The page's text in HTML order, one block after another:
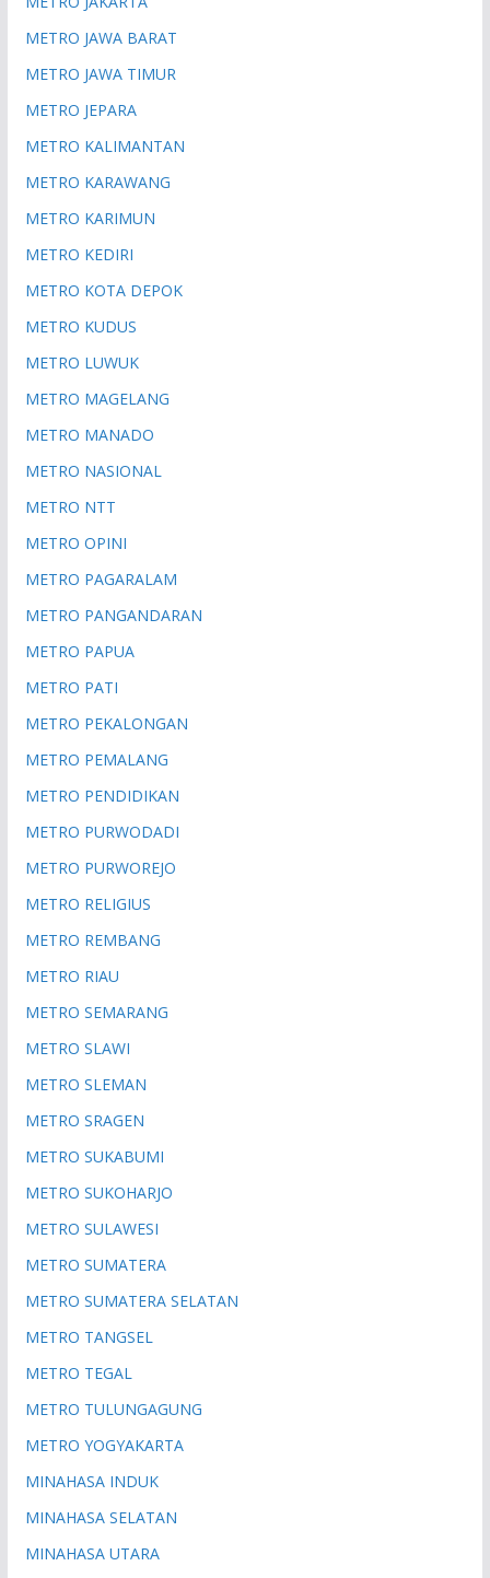
METRO JAWA BARAT
METRO JAWA TIMUR
METRO JEPARA
METRO KALIMANTAN
METRO KARAWANG
METRO KARIMUN
METRO KEDIRI
METRO KOTA DEPOK
METRO KUDUS
METRO LUWUK
METRO MAGELANG
METRO MANADO
METRO NASIONAL
METRO NTT
METRO OPINI
METRO PAGARALAM
METRO PANGANDARAN
METRO PAPUA
METRO PATI
METRO PEKALONGAN
METRO PEMALANG
METRO PENDIDIKAN
METRO PURWODADI
METRO PURWOREJO
METRO RELIGIUS
METRO REMBANG
METRO RIAU
METRO SEMARANG
METRO SLAWI
METRO SLEMAN
METRO SRAGEN
METRO SUKABUMI
METRO SUKOHARJO
METRO SULAWESI
METRO SUMATERA
METRO SUMATERA SELATAN
METRO TANGSEL
METRO TEGAL
METRO TULUNGAGUNG
METRO YOGYAKARTA
MINAHASA INDUK
MINAHASA SELATAN
MINAHASA UTARA